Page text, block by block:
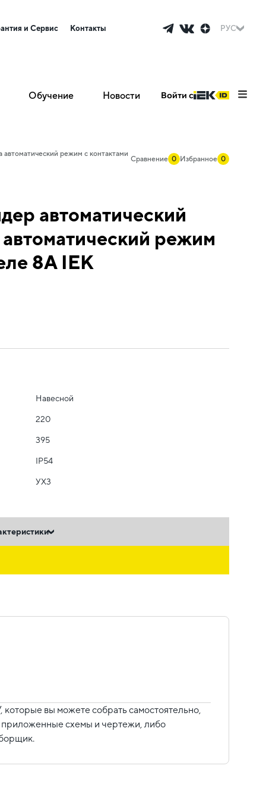
и Сервис Контакты РУС
Обучение Новости Войти с
режим с контактами
Сравнение 0 Избранное 0
автоматический
режим
8А IEK
Навесной
220
395
IP54
УХ3
вы можете собрать самостоятельно,
приложенные схемы и чертежи, либо